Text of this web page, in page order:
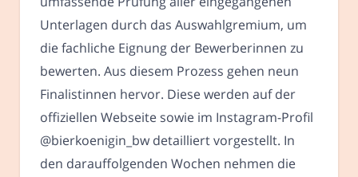
Unterlagen durch das Auswahlgremium, um
die fachliche Eignung der Bewerberinnen zu
bewerten. Aus diesem Prozess gehen neun
Finalistinnen hervor. Diese werden auf der
offiziellen Webseite sowie im Instagram-Profil
@bierkoenigin_bw detailliert vorgestellt. In
den darauffolgenden Wochen nehmen die